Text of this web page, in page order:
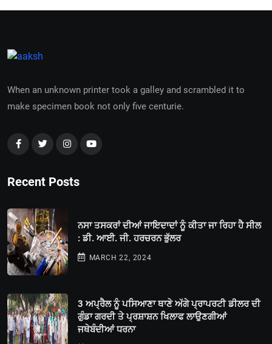
When an unknown printer took a galley and scrambled it to
make specimen book not only five centurie.
Recent Posts
ਨਸਾ ਤਸਕਰਾਂ ਦੀਆਂ ਜਾਇਦਾਦਾਂ ਨੂੰ ਕੀਤਾ ਜਾ ਰਿਹਾ ਹੈ ਸੀਲ
: ਡੀ. ਆਈ. ਜੀ. ਹਰਚਰਨ ਭੁੱਲਰ
MARCH 22, 2024
3 ਅਪ੍ਰੈਲ ਨੂੰ ਪਸਿਆਣਾ ਥਾਣੇ ਅੱਗੇ ਪ੍ਰਾਪਰਟੀ ਡੀਲਰ ਦੀ
ਗੁੰਡਾ ਗਰਦੀ ਤੇ ਪ੍ਰਸ਼ਾਸ਼ਨ ਖਿਲਾਫ ਲਾਉਣਗੀਆਂ
ਜਥੇਬੰਦੀਆਂ ਧਰਨਾ